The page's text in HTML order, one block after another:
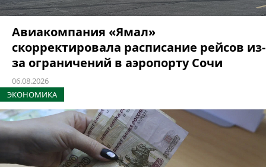
Авиакомпания «Ямал»
скорректировала расписание рейсов из-
за ограничений в аэропорту Сочи
06.08.2026
ЭКОНОМИКА